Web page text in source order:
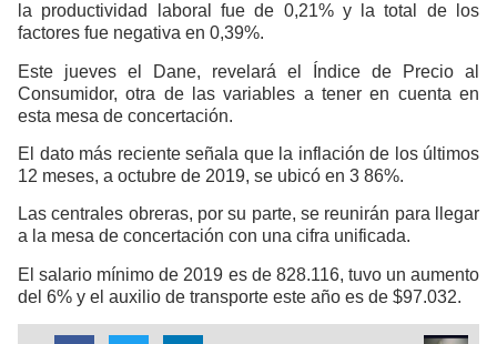
la productividad laboral fue de 0,21% y la total de los
factores fue negativa en 0,39%.
Este jueves el Dane, revelará el Índice de Precio al
Consumidor, otra de las variables a tener en cuenta en
esta mesa de concertación.
El dato más reciente señala que la inflación de los últimos
12 meses, a octubre de 2019, se ubicó en 3 86%.
Las centrales obreras, por su parte, se reunirán para llegar
a la mesa de concertación con una cifra unificada.
El salario mínimo de 2019 es de 828.116, tuvo un aumento
del 6% y el auxilio de transporte este año es de $97.032.